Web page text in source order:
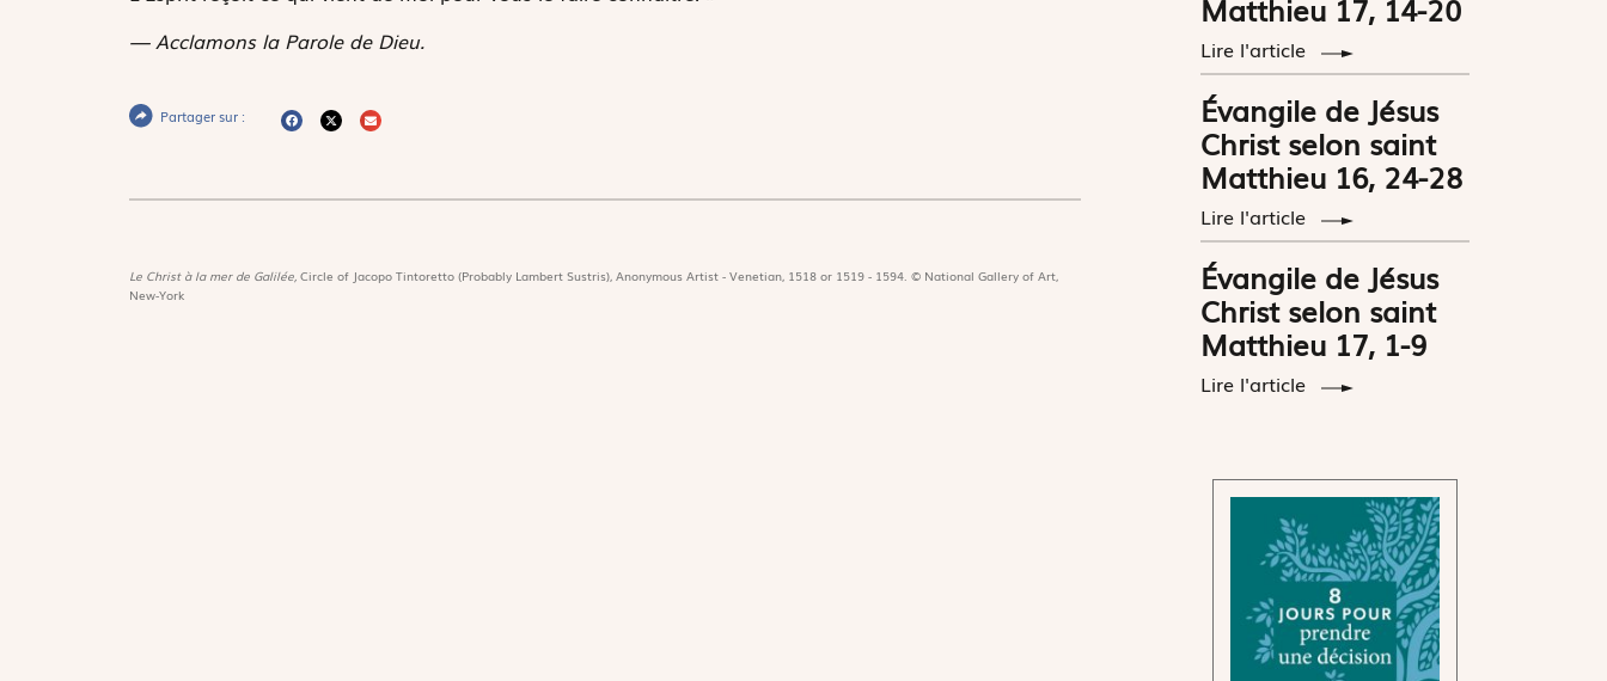
— Acclamons la Parole de Dieu.
Partager sur :
Le Christ à la mer de Galilée, Circle of Jacopo Tintoretto (Probably Lambert Sustris), Anonymous Artist - Venetian, 1518 or 1519 - 1594. © National Gallery of Art,
New-York
Matthieu 17, 14-20
Lire l'article
Évangile de Jésus
Christ selon saint
Matthieu 16, 24-28
Lire l'article
Évangile de Jésus
Christ selon saint
Matthieu 17, 1-9
Lire l'article